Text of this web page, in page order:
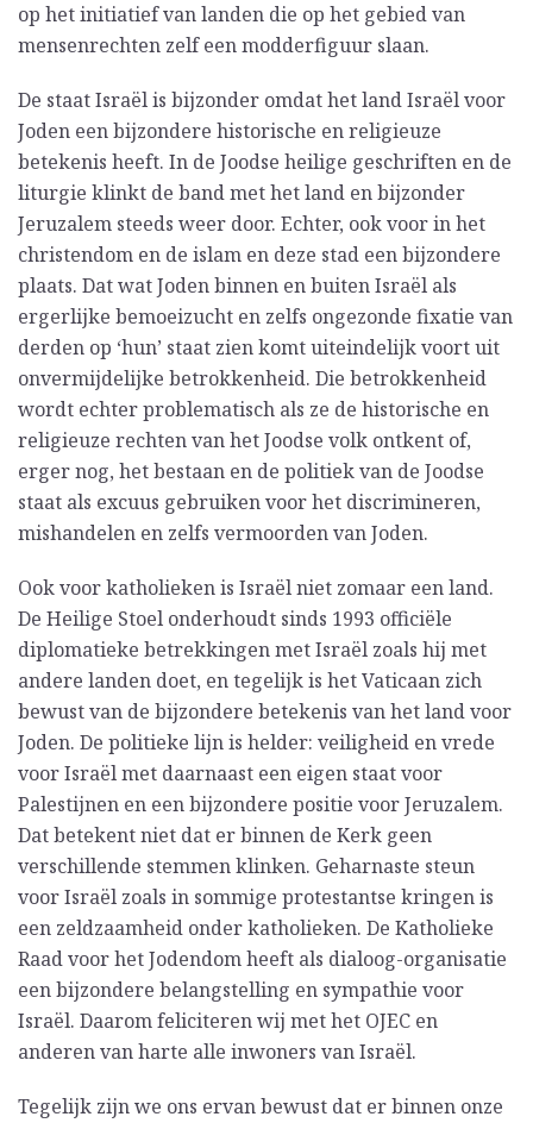
op het initiatief van landen die op het gebied van
mensenrechten zelf een modderfiguur slaan.
De staat Israël is bijzonder omdat het land Israël voor
Joden een bijzondere historische en religieuze
betekenis heeft. In de Joodse heilige geschriften en de
liturgie klinkt de band met het land en bijzonder
Jeruzalem steeds weer door. Echter, ook voor in het
christendom en de islam en deze stad een bijzondere
plaats. Dat wat Joden binnen en buiten Israël als
ergerlijke bemoeizucht en zelfs ongezonde fixatie van
derden op ‘hun’ staat zien komt uiteindelijk voort uit
onvermijdelijke betrokkenheid. Die betrokkenheid
wordt echter problematisch als ze de historische en
religieuze rechten van het Joodse volk ontkent of,
erger nog, het bestaan en de politiek van de Joodse
staat als excuus gebruiken voor het discrimineren,
mishandelen en zelfs vermoorden van Joden.
Ook voor katholieken is Israël niet zomaar een land.
De Heilige Stoel onderhoudt sinds 1993 officiële
diplomatieke betrekkingen met Israël zoals hij met
andere landen doet, en tegelijk is het Vaticaan zich
bewust van de bijzondere betekenis van het land voor
Joden. De politieke lijn is helder: veiligheid en vrede
voor Israël met daarnaast een eigen staat voor
Palestijnen en een bijzondere positie voor Jeruzalem.
Dat betekent niet dat er binnen de Kerk geen
verschillende stemmen klinken. Geharnaste steun
voor Israël zoals in sommige protestantse kringen is
een zeldzaamheid onder katholieken. De Katholieke
Raad voor het Jodendom heeft als dialoog-organisatie
een bijzondere belangstelling en sympathie voor
Israël. Daarom feliciteren wij met het OJEC en
anderen van harte alle inwoners van Israël.
Tegelijk zijn we ons ervan bewust dat er binnen onze